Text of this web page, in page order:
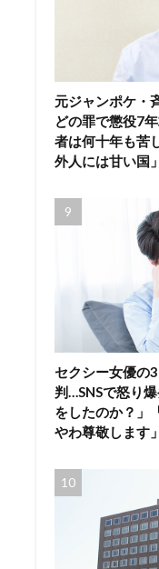
元ジャンポケ・
どの罪で懲役7
者は何十年も苦
外人には甘い国」
セクシー女優の
判…SNSで怒り
をしたのか？」
やわ尊敬します」